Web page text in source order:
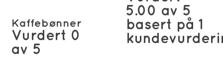
Kaffebønner
Vurdert 0
av 5
5.00 av 5
basert på 1